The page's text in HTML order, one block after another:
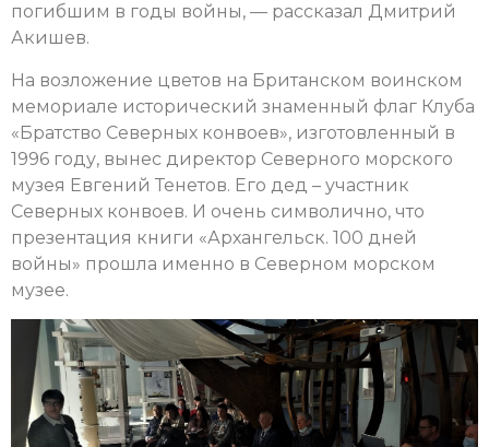
погибшим в годы войны, — рассказал Дмитрий
Акишев.
На возложение цветов на Британском воинском
мемориале исторический знаменный флаг Клуба
«Братство Северных конвоев», изготовленный в
1996 году, вынес директор Северного морского
музея Евгений Тенетов. Его дед – участник
Северных конвоев. И очень символично, что
презентация книги «Архангельск. 100 дней
войны» прошла именно в Северном морском
музее.